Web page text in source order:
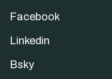
Facebook
Linkedin
Bsky